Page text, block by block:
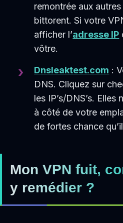
remontrée aux
bittorent. Si votre
afficher l’adresse IP
vôtre.
Dnsleaktest.com :
DNS. Cliquez sur
les IP’s/DNS’s.
à côté de votre
de fortes chance
Mon VPN fuit,
y remédier ?